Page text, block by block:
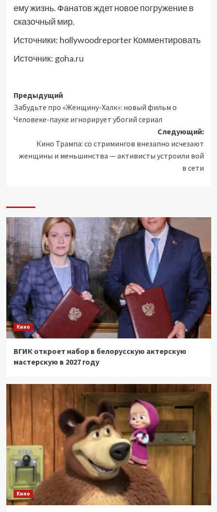
ему жизнь. Фанатов ждет новое погружение в
сказочный мир.
Источники: hollywoodreporter Комментировать
Источник: goha.ru
Навигация
записи
Предыдущий
Забудьте про «Женщину-Халк»: новый фильм о
Человеке-пауке игнорирует убогий сериал
Следующий:
Кино Трампа: со стримингов внезапно исчезают
женщины и меньшинства — активисты устроили вой
в сети
Кино
ВГИК откроет набор в белорусскую актерскую
мастерскую в 2027 году
Кино